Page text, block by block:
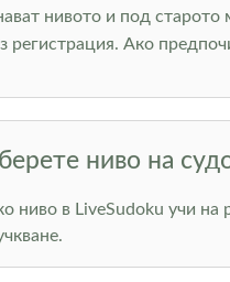
нивото и под старото
регистрация. Ако
ниво на
ниво в LiveSudoku учи на